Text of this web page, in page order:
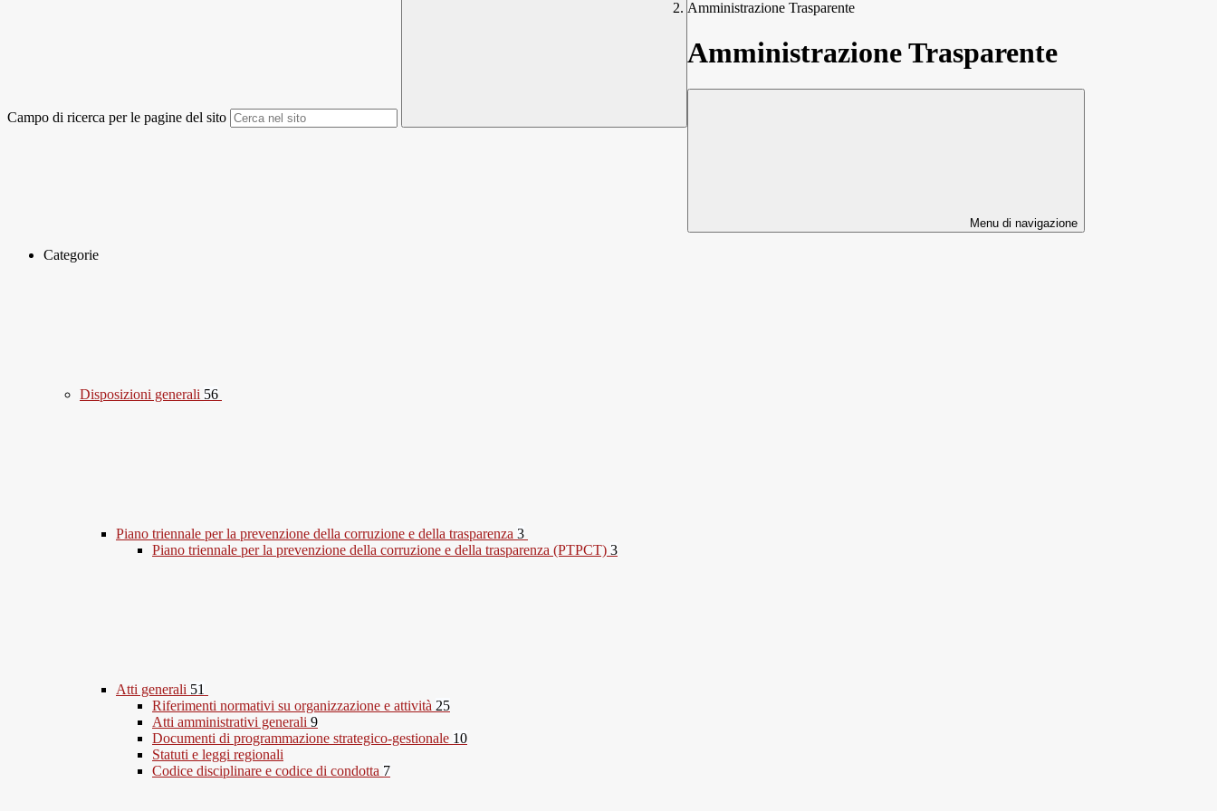
Campo di ricerca per le pagine del sito
Amministrazione Trasparente
Amministrazione Trasparente
Menu di navigazione
Categorie
Disposizioni generali 56
Piano triennale per la prevenzione della corruzione e della trasparenza 3
Piano triennale per la prevenzione della corruzione e della trasparenza (PTPCT) 3
Atti generali 51
Riferimenti normativi su organizzazione e attività 25
Atti amministrativi generali 9
Documenti di programmazione strategico-gestionale 10
Statuti e leggi regionali
Codice disciplinare e codice di condotta 7